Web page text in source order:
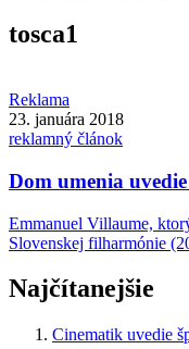
tosca1
Reklama
23. januára 2018
reklamný článok
Dom umenia
Emmanuel Villaume,
Slovenskej filharmónie
Najčítanejšie
Cinematik uvedie